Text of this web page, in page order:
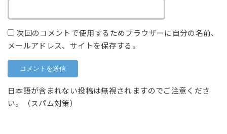
次回のコメントで使用するためブラウザーに自分の名前、
メールアドレス、サイトを保存する。
日本語が含まれない投稿は無視されますのでご注意くださ
い。（スパム対策）